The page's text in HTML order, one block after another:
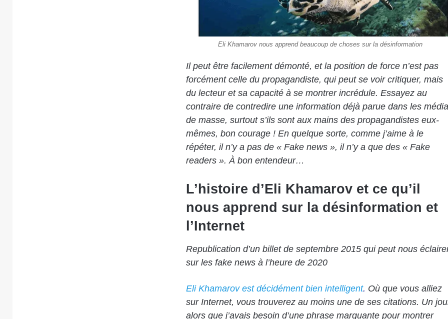
Eli Khamarov nous apprend beaucoup de choses sur la désinformation
Il peut être facilement démonté, et la position de force n’est pas
forcément celle du propagandiste, qui peut se voir critiquer, mais
du lecteur et sa capacité à se montrer incrédule. Essayez au
contraire de contredire une information déjà parue dans les
de masse, surtout s’ils sont aux mains des propagandistes eux-
mêmes, bon courage ! En quelque sorte, comme j’aime à le
répéter, il n’y a pas de « Fake news », il n’y a que des « Fake
readers ». À bon entendeur…
L’histoire d’Eli Khamarov et ce qu’il
nous apprend sur la désinformation et
l’Internet
Republication d’un billet de septembre 2015 qui peut nous
sur les fake news à l’heure de 2020
Eli Khamarov est décidément bien intelligent. Où que vous alliez
sur Internet, vous trouverez au moins une de ses citations. Un
alors que j’avais besoin d’une phrase marquante pour montrer